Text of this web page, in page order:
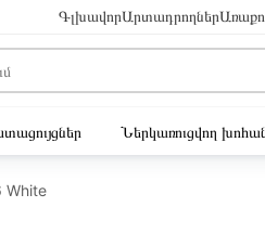
ԳլխավորԱրտադրողներ
Ներկառուցվող
White